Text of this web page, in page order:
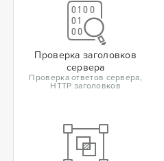
Проверка заголовков
сервера
Проверка ответов сервера,
HTTP заголовков